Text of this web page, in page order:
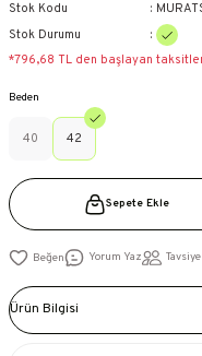
Stok Kodu
Stok Durumu
*796,68 TL den başlayan
Beden
40 42
Sepete Ekle
Yorum Yaz
Ürün Bilgisi